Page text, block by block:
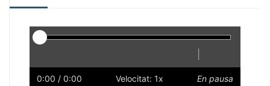
Reproductor
Lent
0:00 / 0:00 Velocitat: 1x En pausa